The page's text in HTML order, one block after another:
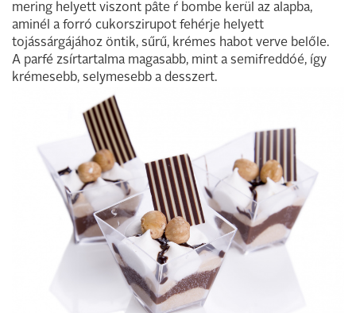
mering helyett viszont pâte ŕ bombe kerül az alapba,
aminél a forró cukorszirupot fehérje helyett
tojássárgájához öntik, sűrű, krémes habot verve belőle.
A parfé zsírtartalma magasabb, mint a semifreddóé, így
krémesebb, selymesebb a desszert.